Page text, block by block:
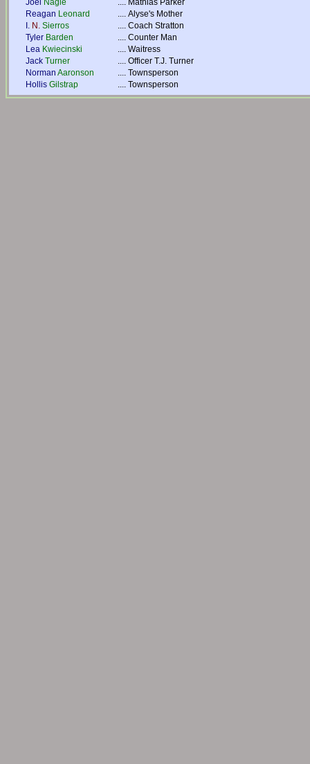
Joel Nagle .... Mathias Parker
Reagan Leonard .... Alyse's Mother
I. N. Sierros .... Coach Stratton
Tyler Barden .... Counter Man
Lea Kwiecinski .... Waitress
Jack Turner .... Officer T.J. Turner
Norman Aaronson .... Townsperson
Hollis Gilstrap .... Townsperson